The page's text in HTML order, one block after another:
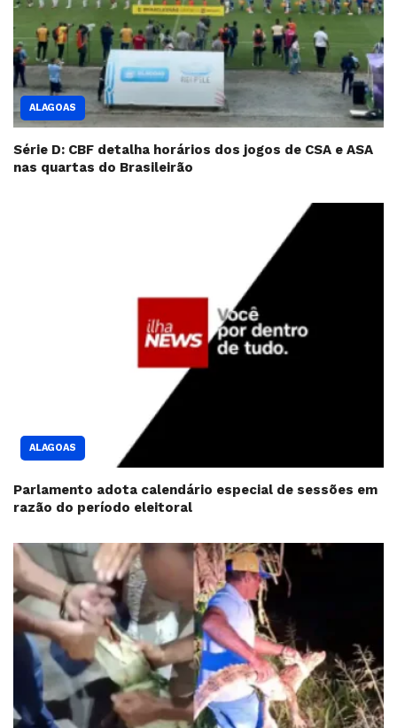
ALAGOAS
Série D: CBF detalha horários dos jogos de CSA e ASA
nas quartas do Brasileirão
ALAGOAS
Parlamento adota calendário especial de sessões em
razão do período eleitoral